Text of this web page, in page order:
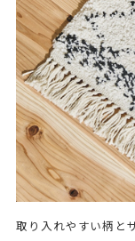
取り入れやすい柄と